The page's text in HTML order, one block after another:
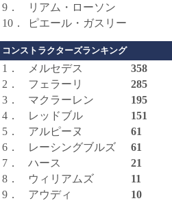
9．
リアム・ローソン
10．
ピエール・ガスリー
コンストラクターズランキング
1． メルセデス
358
2．
フェラーリ
285
3．
マクラーレン
195
4．
レッドブル
151
5．
アルピーヌ
61
6．
レーシングブルズ
61
7．
ハース
21
8．
ウィリアムズ
11
9．
アウディ
10